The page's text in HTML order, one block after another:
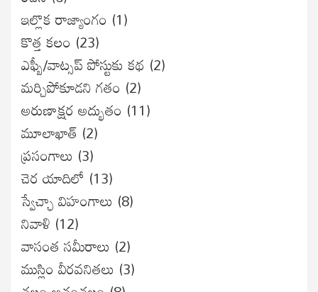
ఇల్లొక రాజ్యాంగం (1)
కొత్త కలం (23)
ఎఫ్బీ/వాట్సప్ పోస్టుకు కథ (2)
మర్చిపోకూడని గతం (2)
అరుణాక్షర అద్భుతం (11)
మూలాఖాత్ (2)
ప్రసంగాలు (3)
చెర యాదిలో (13)
స్వేచ్ఛా విహంగాలు (8)
నివాళి (12)
వాసంత సమీరాలు (2)
ముస్లిం వీరవనితలు (3)